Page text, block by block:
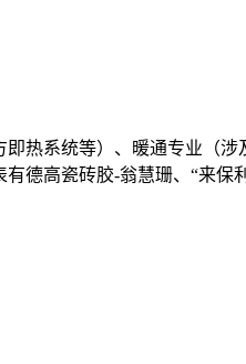
热系统等）、暖通专业（涉
高瓷砖胶-翁慧珊、“来保